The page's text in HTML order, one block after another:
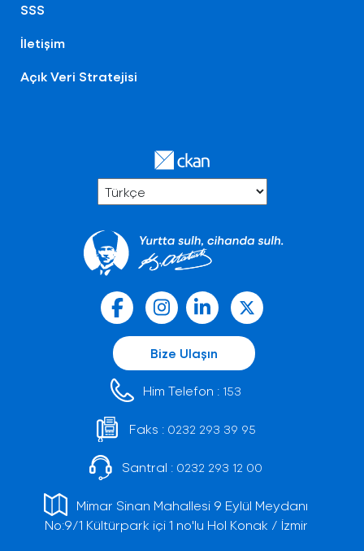
SSS
İletişim
Açık Veri Stratejisi
Bize Ulaşın
Him Telefon : 153
Faks : 0232 293 39 95
Santral : 0232 293 12 00
Mimar Sinan Mahallesi 9 Eylül Meydanı
No:9/1 Kültürpark içi 1 no'lu Hol Konak / İzmir